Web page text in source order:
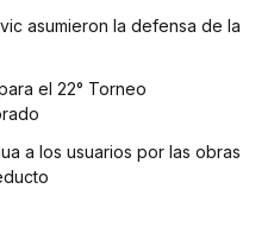
asumieron la defensa de la
el 22° Torneo
a los usuarios por las obras